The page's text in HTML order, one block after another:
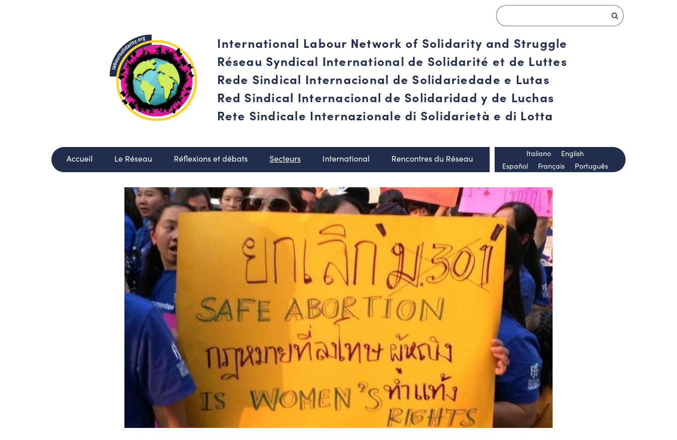
International Labour Network of Solidarity and Struggle
Réseau Syndical International de Solidarité et de Luttes
Rede Sindical Internacional de Solidariedade e Lutas
Red Sindical Internacional de Solidaridad y de Luchas
Rete Sindicale Internazionale di Solidarietà e di Lotta
Accueil Le Réseau Réflexions et débats Secteurs International Rencontres du Réseau
Español Français Português
Italiano English